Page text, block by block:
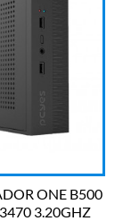
ONE B500
3.20GHZ